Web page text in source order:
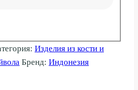
Изделия из кости и
Бренд: Индонезия